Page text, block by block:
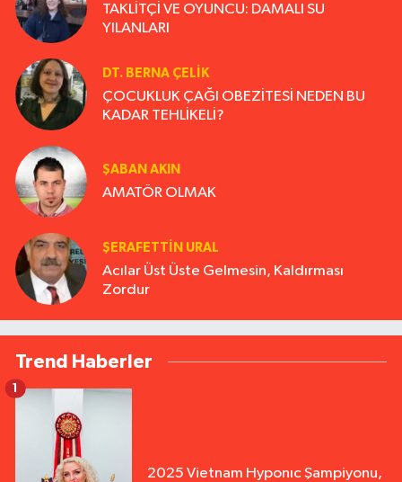
TAKLİTÇİ VE OYUNCU: DAMALI SU
YILANLARI
DT. BERNA ÇELIK
ÇOCUKLUK ÇAĞI OBEZİTESİ NEDEN BU
KADAR TEHLİKELİ?
ŞABAN AKIN
AMATÖR OLMAK
ŞERAFETTIN URAL
Acılar Üst Üste Gelmesin, Kaldırması
Zordur
Trend Haberler
2025 Vietnam Hyponıc Şampiyonu,
1